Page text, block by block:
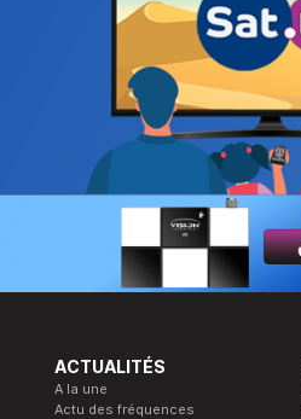
ACTUALITÉS
A la une
Actu des fréquences